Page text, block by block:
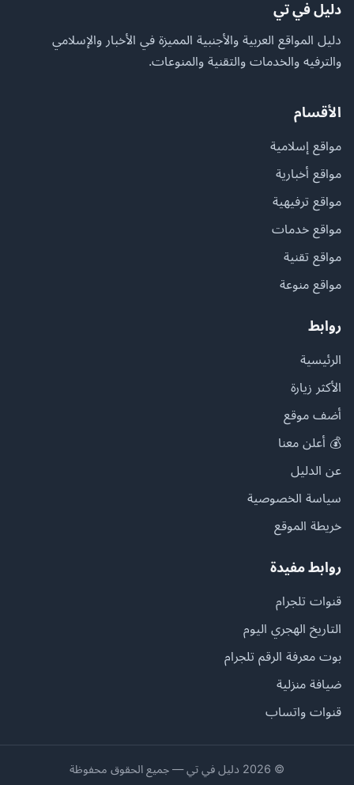
دليل في تي
دليل المواقع العربية والأجنبية المميزة في الأخبار والإسلامي
والترفيه والخدمات والتقنية والمنوعات.
الأقسام
مواقع إسلامية
مواقع أخبارية
مواقع ترفيهية
مواقع خدمات
مواقع تقنية
مواقع منوعة
روابط
الرئيسية
الأكثر زيارة
أضف موقع
💰 أعلن معنا
عن الدليل
سياسة الخصوصية
خريطة الموقع
روابط مفيدة
قنوات تلجرام
التاريخ الهجري اليوم
بوت معرفة الرقم تلجرام
ضيافة منزلية
قنوات واتساب
© 2026 دليل في تي — جميع الحقوق محفوظة